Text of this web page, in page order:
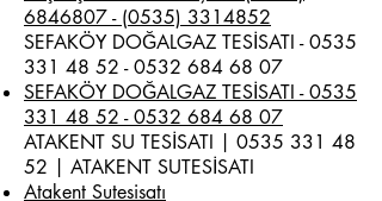
6846807 - (0535) 3314852
SEFAKÖY DOĞALGAZ TESİSATI -0535
331 48 52 - 0532 684 68 07
SEFAKÖY DOĞALGAZ TESİSATI - 0535
331 48 52 - 0532 684 68 07
ATAKENT SU TESİSATI | 0535 331 48
52 | ATAKENT SUTESİSATI
Atakent Sutesisatı